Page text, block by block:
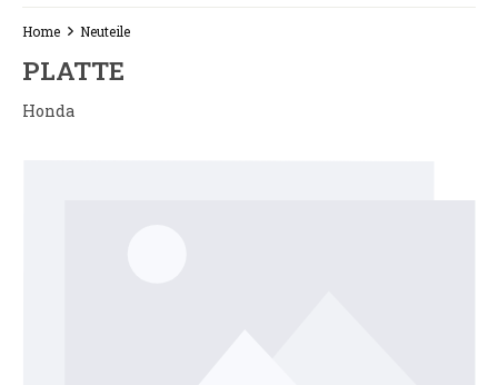
Home Neuteile
PLATTE
Honda